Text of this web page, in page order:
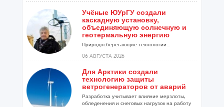
Учёные ЮУрГУ создали
каскадную установку,
объединяющую солнечную и
геотермальную энергию
Природосберегающие технологии...
06 АВГУСТА 2026
Для Арктики создали
технологию защиты
ветрогенераторов от аварий
Разработка учитывает влияние мерзлоты,
обледенения и снеговых нагрузок на работу